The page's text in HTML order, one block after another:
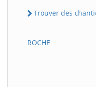
Trouver des
ROCHE